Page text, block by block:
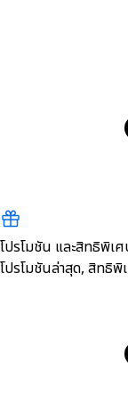
โปรโมชัน และสิทธิพิเ
โปรโมชันล่าสุด, สิทธิ